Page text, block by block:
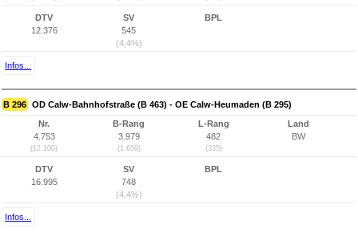
DTV
12.376
SV
545
(4,4%)
BPL
Infos...
B 296 OD Calw-Bahnhofstraße (B 463) - OE Calw-Heumaden (B 295)
Nr.
4.753
(12.100)
B-Rang
3.979
(1.659)
L-Rang
482
(335)
Land
BW
DTV
16.995
SV
748
(4,4%)
BPL
Infos...